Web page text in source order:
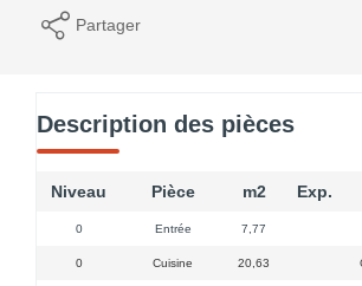
Partager
Description des pièces
Niveau Pièce m2 Exp.
0 Entrée 7,77
0 Cuisine 20,63